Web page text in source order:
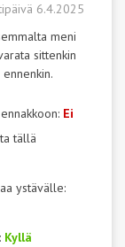
6.4.2025
meni
sittenkin
Ei
tällä
ystävälle:
Kyllä